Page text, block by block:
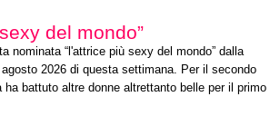
del mondo”
nominata “l'attrice più sexy del mondo” dalla
2026 di questa settimana. Per il secondo
battuto altre donne altrettanto belle per il primo